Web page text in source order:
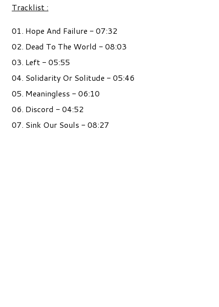
Tracklist :
01. Hope And Failure - 07:32
02. Dead To The World - 08:03
03. Left - 05:55
04. Solidarity Or Solitude - 05:46
05. Meaningless - 06:10
06. Discord - 04:52
07. Sink Our Souls - 08:27